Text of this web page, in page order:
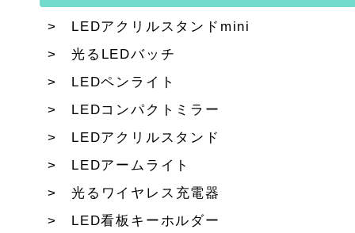
LEDアクリルスタンドmini
光るLEDバッチ
LEDペンライト
LEDコンパクトミラー
LEDアクリルスタンド
LEDアームライト
光るワイヤレス充電器
LED看板キーホルダー